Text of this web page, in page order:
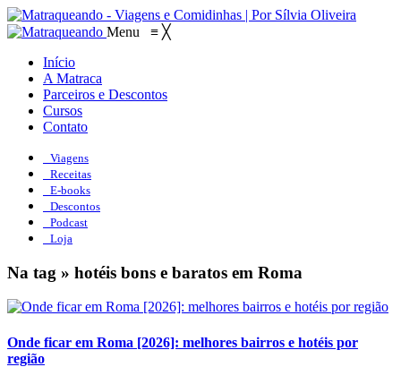
Menu ≡ ╳
Início
A Matraca
Parceiros e Descontos
Cursos
Contato
Viagens
Receitas
E-books
Descontos
Podcast
Loja
Na tag » hotéis bons e baratos em Roma
Onde ficar em Roma [2026]: melhores bairros e hotéis por
região